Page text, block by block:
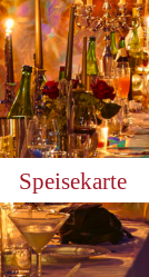
Speisekarte